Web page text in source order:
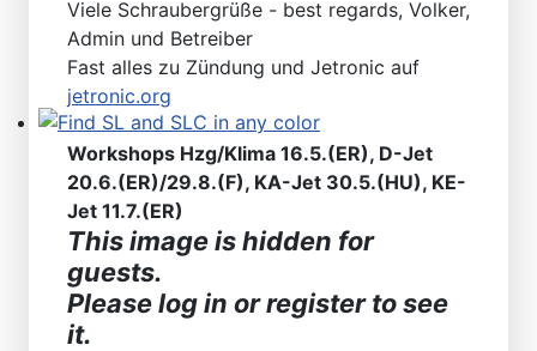
Find SL and SLC in any color
Viele Schraubergrüße - best regards, Volker,
Admin und Betreiber
Fast alles zu Zündung und Jetronic auf
jetronic.org
Workshops Hzg/Klima 16.5.(ER), D-Jet
20.6.(ER)/29.8.(F), KA-Jet 30.5.(HU), KE-
Jet 11.7.(ER)
This image is hidden for
guests.
Please log in or register to see
it.